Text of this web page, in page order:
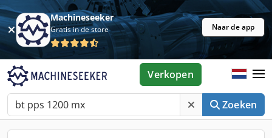
Machineseeker
Gratis in de store Naar de app
Zoeken
Verkopen